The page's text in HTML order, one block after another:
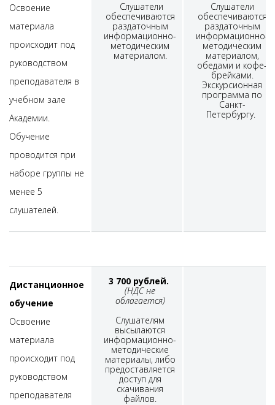
Освоение
материала
происходит под
руководством
преподавателя в
учебном зале
Академии.
Обучение
проводится при
наборе группы не
менее 5
слушателей.
Слушатели
обеспечиваются
раздаточным
информационно-
методическим
материалом.
Слушатели
обеспечиваются
раздаточным
информационно-
методическим
материалом,
обедами и кофе-
брейками.
Экскурсионная
программа по
Санкт-
Петербургу.
Дистанционное
обучение
Освоение
материала
происходит под
руководством
преподавателя
3 700 рублей.
(НДС не
облагается)
Слушателям
высылаются
информационно-
методические
материалы, либо
предоставляется
доступ для
скачивания
файлов.